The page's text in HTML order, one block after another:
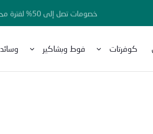
خصومات تصل إلى 50% لفترة محدودة
كوفرتات فوط وبشاكير وسائد